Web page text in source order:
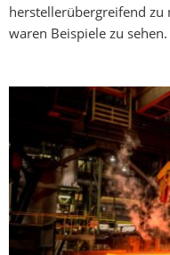
herstellerübergreifend zu
waren Beispiele zu sehen.